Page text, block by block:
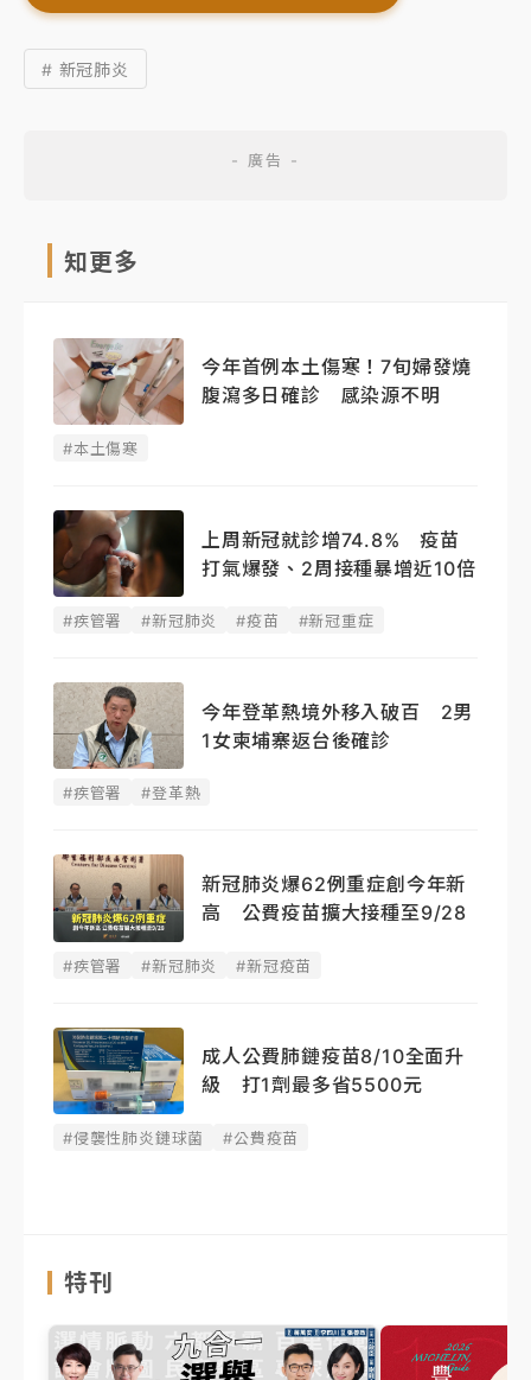
# 新冠肺炎
知更多
今年首例本土傷寒！7旬婦發燒
腹瀉多日確診 感染源不明
#本土傷寒
上周新冠就診增74.8% 疫苗
打氣爆發、2周接種暴增近10倍
#疾管署 #新冠肺炎 #疫苗 #新冠重症
今年登革熱境外移入破百 2男
1女柬埔寨返台後確診
#疾管署 #登革熱
新冠肺炎爆62例重症創今年新
高 公費疫苗擴大接種至9/28
#疾管署 #新冠肺炎 #新冠疫苗
成人公費肺鏈疫苗8/10全面升
級 打1劑最多省5500元
#侵襲性肺炎鏈球菌 #公費疫苗
特刊